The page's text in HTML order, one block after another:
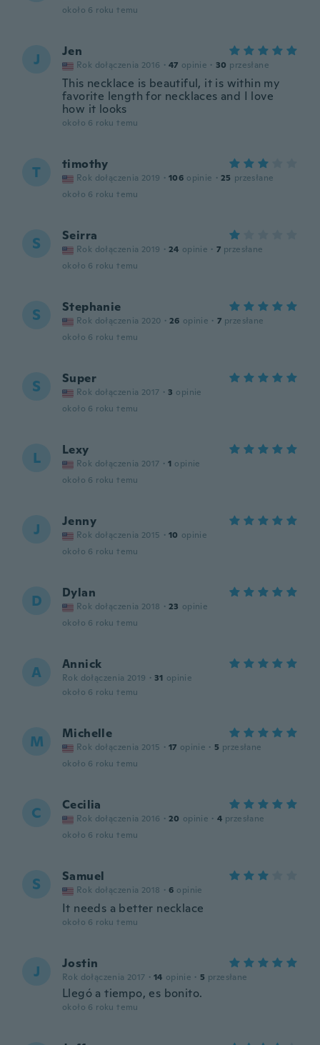
około 6 roku temu
J Jen
Rok dołączenia 2016 · 47 opinie · 30 przesłane
This necklace is beautiful, it is within my
favorite length for necklaces and I love
how it looks
około 6 roku temu
T timothy
Rok dołączenia 2019 · 106 opinie · 25 przesłane
około 6 roku temu
S Seirra
Rok dołączenia 2019 · 24 opinie · 7 przesłane
około 6 roku temu
S Stephanie
Rok dołączenia 2020 · 26 opinie · 7 przesłane
około 6 roku temu
S Super
Rok dołączenia 2017 · 3 opinie
około 6 roku temu
L Lexy
Rok dołączenia 2017 · 1 opinie
około 6 roku temu
J Jenny
Rok dołączenia 2015 · 10 opinie
około 6 roku temu
D Dylan
Rok dołączenia 2018 · 23 opinie
około 6 roku temu
A Annick
Rok dołączenia 2019 · 31 opinie
około 6 roku temu
M Michelle
Rok dołączenia 2015 · 17 opinie · 5 przesłane
około 6 roku temu
C Cecilia
Rok dołączenia 2016 · 20 opinie · 4 przesłane
około 6 roku temu
S Samuel
Rok dołączenia 2018 · 6 opinie
It needs a better necklace
około 6 roku temu
J Jostin
Rok dołączenia 2017 · 14 opinie · 5 przesłane
Llegó a tiempo, es bonito.
około 6 roku temu